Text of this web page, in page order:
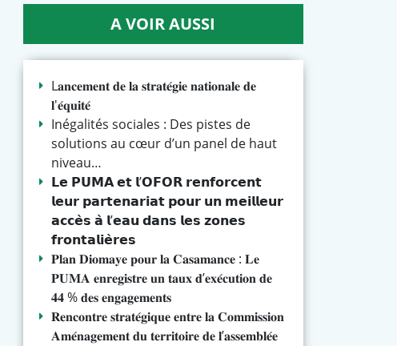
A VOIR AUSSI
L𝐚𝐧𝐜𝐞𝐦𝐞𝐧𝐭 𝐝𝐞 𝐥𝐚 𝐬𝐭𝐫𝐚𝐭𝐞́𝐠𝐢𝐞 𝐧𝐚𝐭𝐢𝐨𝐧𝐚𝐥𝐞 𝐝𝐞
𝐥'𝐞́𝐪𝐮𝐢𝐭𝐞́
Inégalités sociales : Des pistes de
solutions au cœur d’un panel de haut
niveau…
𝗟𝗲 𝗣𝗨𝗠𝗔 𝗲𝘁 𝗹’𝗢𝗙𝗢𝗥 𝗿𝗲𝗻𝗳𝗼𝗿𝗰𝗲𝗻𝘁
𝗹𝗲𝘂𝗿 𝗽𝗮𝗿𝘁𝗲𝗻𝗮𝗿𝗶𝗮𝘁 𝗽𝗼𝘂𝗿 𝘂𝗻 𝗺𝗲𝗶𝗹𝗹𝗲𝘂𝗿
𝗮𝗰𝗰𝗲̀𝘀 𝗮̀ 𝗹’𝗲𝗮𝘂 𝗱𝗮𝗻𝘀 𝗹𝗲𝘀 𝘇𝗼𝗻𝗲𝘀
𝗳𝗿𝗼𝗻𝘁𝗮𝗹𝗶𝗲̀𝗿𝗲𝘀
𝐏𝐥𝐚𝐧 𝐃𝐢𝐨𝐦𝐚𝐲𝐞 𝐩𝐨𝐮𝐫 𝐥𝐚 𝐂𝐚𝐬𝐚𝐦𝐚𝐧𝐜𝐞 : 𝐋𝐞
𝐏𝐔𝐌𝐀 𝐞𝐧𝐫𝐞𝐠𝐢𝐬𝐭𝐫𝐞 𝐮𝐧 𝐭𝐚𝐮𝐱 𝐝’𝐞𝐱𝐞́𝐜𝐮𝐭𝐢𝐨𝐧 𝐝𝐞
𝟒𝟒 % 𝐝𝐞𝐬 𝐞𝐧𝐠𝐚𝐠𝐞𝐦𝐞𝐧𝐭𝐬
𝐑𝐞𝐧𝐜𝐨𝐧𝐭𝐫𝐞 𝐬𝐭𝐫𝐚𝐭𝐞́𝐠𝐢𝐪𝐮𝐞 𝐞𝐧𝐭𝐫𝐞 𝐥𝐚 𝐂𝐨𝐦𝐦𝐢𝐬𝐬𝐢𝐨𝐧
𝐀𝐦𝐞́𝐧𝐚𝐠𝐞𝐦𝐞𝐧𝐭 𝐝𝐮 𝐭𝐞𝐫𝐫𝐢𝐭𝐨𝐢𝐫𝐞 𝐝𝐞 𝐥’𝐚𝐬𝐬𝐞𝐦𝐛𝐥𝐞́𝐞